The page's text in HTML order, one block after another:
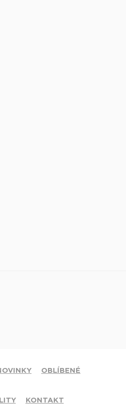
OBLÍBENÉ
KONTAKT